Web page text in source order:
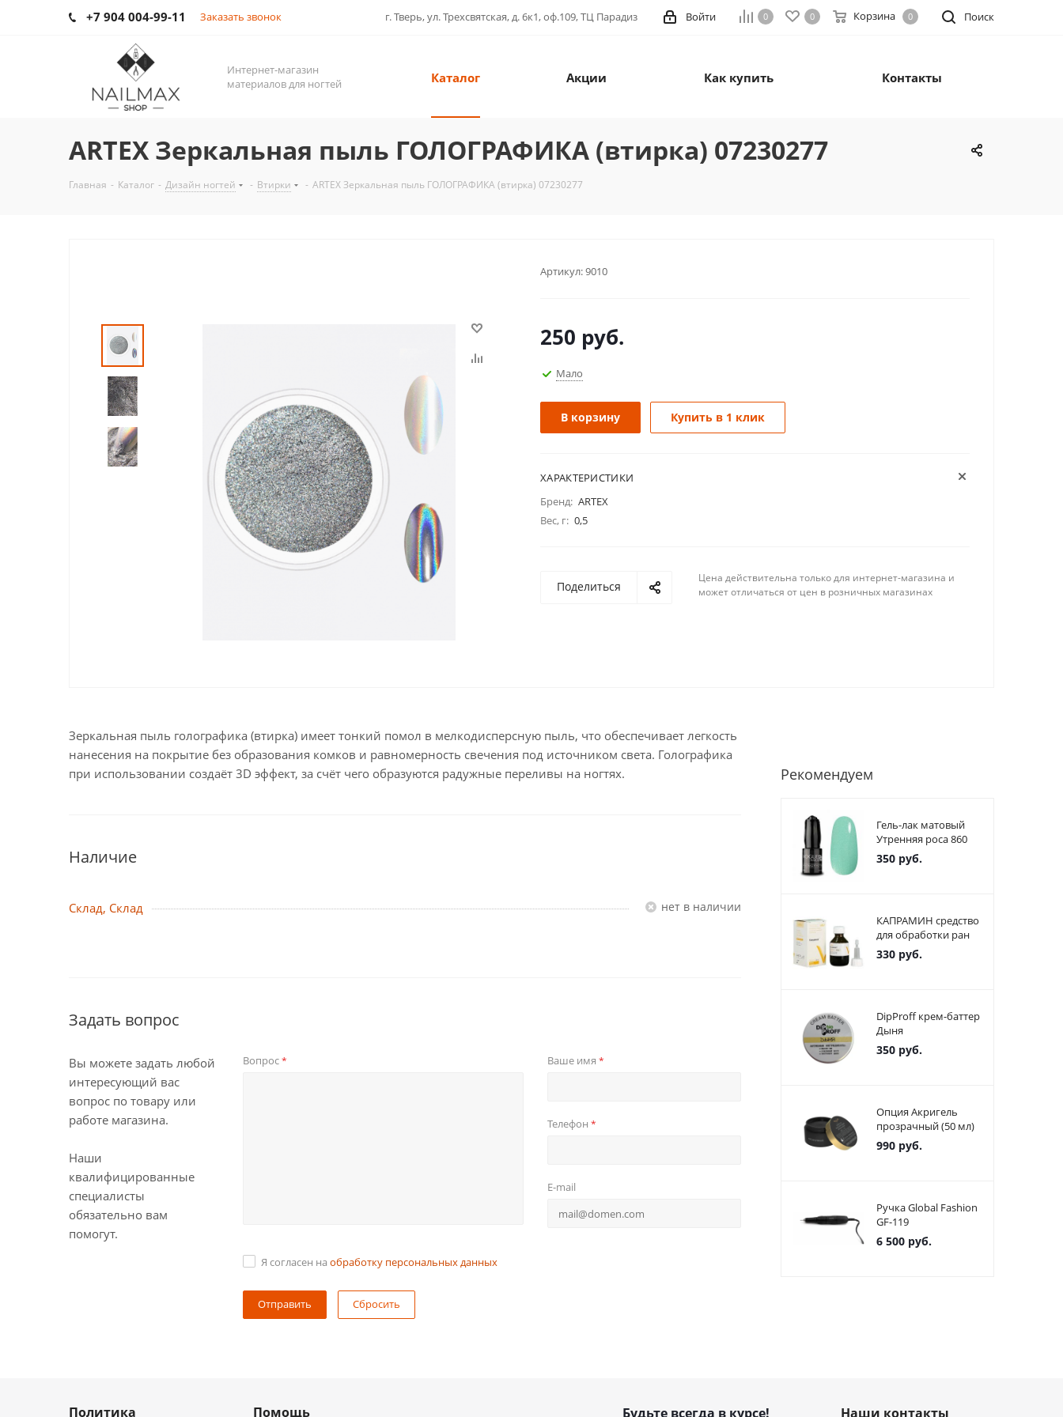
+7 904 004-99-11 Заказать звонок г. Тверь, ул. Трехсвятская, д. 6к1, оф.109, ТЦ Парадиз Поиск
0 0 Корзина 0
Войти
Интернет-магазин
материалов для ногтей
Каталог Акции Как купить Контакты
ARTEX Зеркальная пыль ГОЛОГРАФИКА (втирка) 07230277
Главная - Каталог - Дизайн ногтей - Втирки - ARTEX Зеркальная пыль ГОЛОГРАФИКА (втирка) 07230277
Артикул:9010
250 руб.
Мало
В корзину Купить в 1 клик
ХАРАКТЕРИСТИКИ
Бренд: ARTEX
Вес, г: 0,5
Поделиться
Цена действительна только для интернет-магазина и
может отличаться от цен в розничных магазинах
Зеркальная пыль голографика (втирка) имеет тонкий помол в мелкодисперсную пыль, что обеспечивает легкость
нанесения на покрытие без образования комков и равномерность свечения под источником света. Голографика
при использовании создаёт 3D эффект, за счёт чего образуются радужные переливы на ногтях.
Наличие
Склад, Склад Нет в наличии
Задать вопрос
Вы можете задать любой
интересующий вас
вопрос по товару или
работе магазина.
Наши
квалифицированные
специалисты
обязательно вам
помогут.
Вопрос* Ваше имя *
Телефон *
E-mail
Я согласен на обработку персональных данных
Сбросить
Рекомендуем
Гель-лак матовый
Утренняя роса 860
350 руб.
КАПРАМИН средство
для обработки ран
330 руб.
DipProff крем-баттер
Дыня
350 руб.
Опция Акригель
прозрачный (50 мл)
990 руб.
Ручка Global Fashion
GF-119
6 500 руб.
Политика Помощь Будьте всегда в курсе! Наши контакты